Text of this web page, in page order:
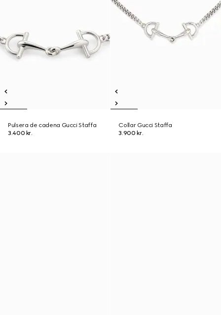
Pulsera de cadena Gucci Staffa
3.400 kr.
Collar Gucci Staffa
3.900 kr.